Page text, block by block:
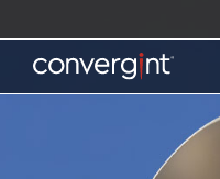
to
contentHome